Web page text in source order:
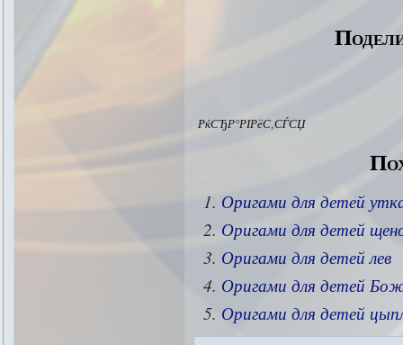
РќСЂР°РІРёС‚СЃСЏ
Оригами для детей
Оригами для детей
Оригами для детей лев
Оригами для детей
Оригами для детей